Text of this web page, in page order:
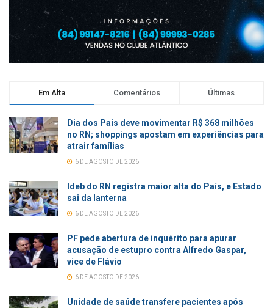
Em Alta Comentários Últimas
Dia dos Pais deve movimentar R$ 368 milhões
no RN; shoppings apostam em experiências para
atrair famílias
6 DE AGOSTO DE 2026
Ideb do RN registra maior alta do País, e Estado
sai da lanterna
6 DE AGOSTO DE 2026
PF pede abertura de inquérito para apurar
acusação de estupro contra Alfredo Gaspar,
vice de Flávio
6 DE AGOSTO DE 2026
Unidade de saúde transfere pacientes após